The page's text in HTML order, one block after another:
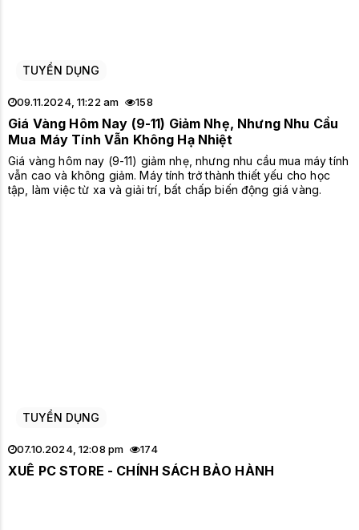
TUYỂN DỤNG
09.11.2024, 11:22 am 158
Giá Vàng Hôm Nay (9-11) Giảm Nhẹ, Nhưng Nhu Cầu
Mua Máy Tính Vẫn Không Hạ Nhiệt
Giá vàng hôm nay (9-11) giảm nhẹ, nhưng nhu cầu mua máy tính
vẫn cao và không giảm. Máy tính trở thành thiết yếu cho học
tập, làm việc từ xa và giải trí, bất chấp biến động giá vàng.
TUYỂN DỤNG
07.10.2024, 12:08 pm 174
XUÊ PC STORE - CHÍNH SÁCH BẢO HÀNH